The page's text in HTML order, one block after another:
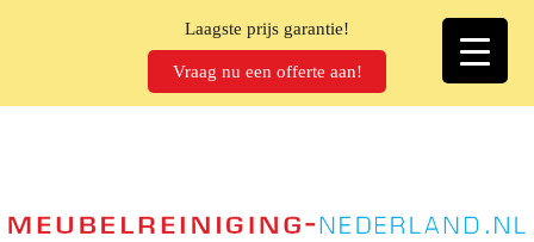
Laagste prijs garantie!
Vraag nu een offerte aan!